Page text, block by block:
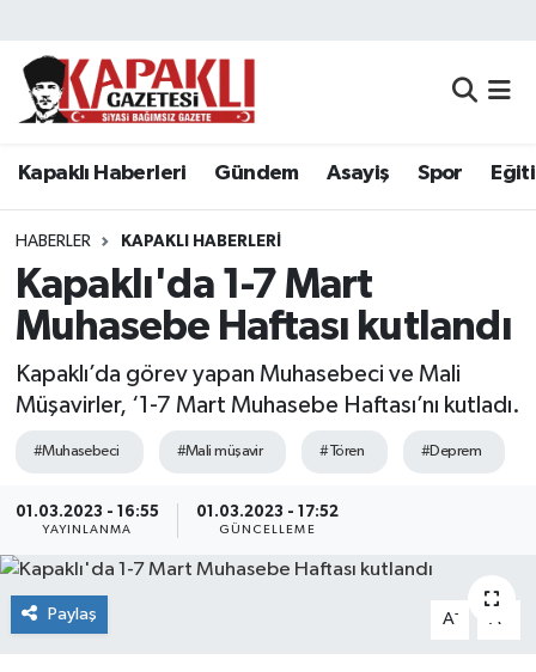
Kapaklı Haberleri Gündem Asayiş Spor
HABERLER KAPAKLI HABERLERI
Kapaklı'da 1-7 Mart
Muhasebe Haftası kutlandı
Kapaklı’da görev yapan Muhasebeci ve Mali
Müşavirler, ‘1-7 Mart Muhasebe Haftası’nı kutladı.
#Muhasebeci #Mali müşavir #Tören #Deprem
01.03.2023 - 16:55
YAYINLANMA
01.03.2023 - 17:52
GÜNCELLEME
Paylaş A- A
Kapaklı Haberleri
Asayiş
Spor
Eğitim
Siyaset
Resmi Reklamlar
Tekirdağ
Ekonomi
Sağlık
Tekirdağ Nöbetçi Eczaneler
Tekirdağ Namaz Vakitleri
Tekirdağ Trafik Yoğunluk Haritası
Süper Lig Puan Durumu ve Fikstür
Tüm Manşetler
Son Dakika Haberleri
Haber Arşivi